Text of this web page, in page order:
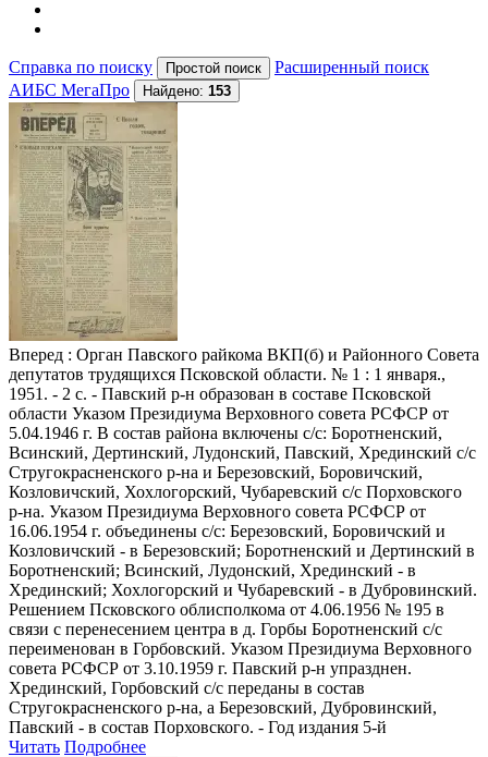
Справка по поиску
Расширенный поиск
АИБС МегаПро
Найдено: 153
Вперед : Орган Павского райкома ВКП(б) и Районного Совета
депутатов трудящихся Псковской области. № 1 : 1 января.,
1951. - 2 с. - Павский р-н образован в составе Псковской
области Указом Президиума Верховного совета РСФСР от
5.04.1946 г. В состав района включены с/с: Боротненский,
Всинский, Дертинский, Лудонский, Павский, Хрединский с/с
Стругокрасненского р-на и Березовский, Боровичский,
Козловичский, Хохлогорский, Чубаревский с/с Порховского
р-на. Указом Президиума Верховного совета РСФСР от
16.06.1954 г. объединены с/с: Березовский, Боровичский и
Козловичский - в Березовский; Боротненский и Дертинский в
Боротненский; Всинский, Лудонский, Хрединский - в
Хрединский; Хохлогорский и Чубаревский - в Дубровинский.
Решением Псковского облисполкома от 4.06.1956 № 195 в
связи с перенесением центра в д. Горбы Боротненский с/с
переименован в Горбовский. Указом Президиума Верховного
совета РСФСР от 3.10.1959 г. Павский р-н упразднен.
Хрединский, Горбовский с/с переданы в состав
Стругокрасненского р-на, а Березовский, Дубровинский,
Павский - в состав Порховского. - Год издания 5-й
Читать Подробнее